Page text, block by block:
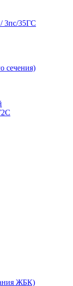
3пс/35ГС
сечения)
ЖБК)